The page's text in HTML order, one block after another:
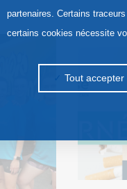
partenaires. Certains
certains cookies nécessite
Tout accepter